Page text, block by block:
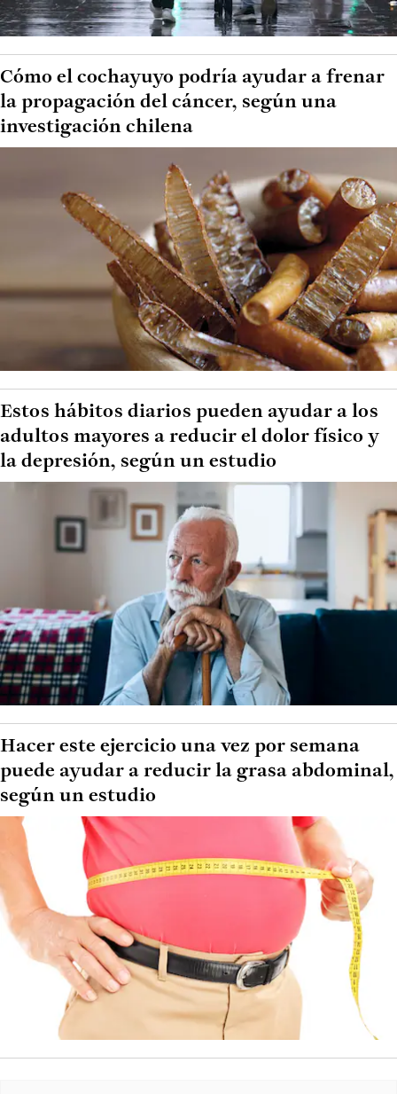
Cómo el cochayuyo podría ayudar a frenar
la propagación del cáncer, según una
investigación chilena
Estos hábitos diarios pueden ayudar a los
adultos mayores a reducir el dolor físico y
la depresión, según un estudio
Hacer este ejercicio una vez por semana
puede ayudar a reducir la grasa abdominal,
según un estudio